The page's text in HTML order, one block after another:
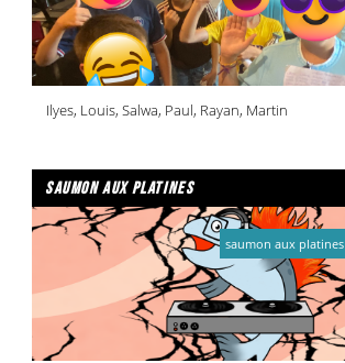
Ilyes, Louis, Salwa, Paul, Rayan, Martin
saumon aux platines
saumon aux platines